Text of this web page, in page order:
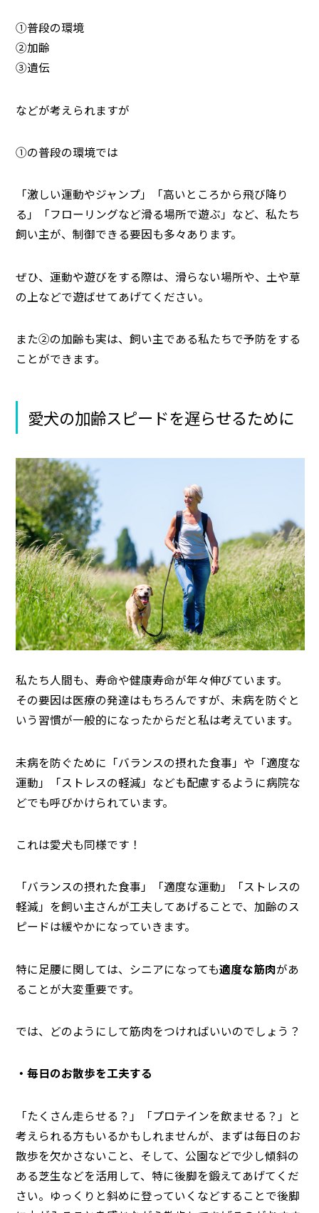
①普段の環境
②加齢
③遺伝
などが考えられますが
①の普段の環境では
「激しい運動やジャンプ」「高いところから飛び降り
る」「フローリングなど滑る場所で遊ぶ」など、私たち
飼い主が、制御できる要因も多々あります。
ぜひ、運動や遊びをする際は、滑らない場所や、土や草
の上などで遊ばせてあげてください。
また②の加齢も実は、飼い主である私たちで予防をする
ことができます。
愛犬の加齢スピードを遅らせるために
私たち人間も、寿命や健康寿命が年々伸びています。
その要因は医療の発達はもちろんですが、未病を防ぐと
いう習慣が一般的になったからだと私は考えています。
未病を防ぐために「バランスの摂れた食事」や「適度な
運動」「ストレスの軽減」なども配慮するように病院な
どでも呼びかけられています。
これは愛犬も同様です！
「バランスの摂れた食事」「適度な運動」「ストレスの
軽減」を飼い主さんが工夫してあげることで、加齢のス
ピードは緩やかになっていきます。
特に足腰に関しては、シニアになっても適度な筋肉があ
ることが大変重要です。
では、どのようにして筋肉をつければいいのでしょう？
・毎日のお散歩を工夫する
「たくさん走らせる？」「プロテインを飲ませる？」と
考えられる方もいるかもしれませんが、まずは毎日のお
散歩を欠かさないこと、そして、公園などで少し傾斜の
ある芝生などを活用して、特に後脚を鍛えてあげてくだ
さい。ゆっくりと斜めに登っていくなどすることで後脚